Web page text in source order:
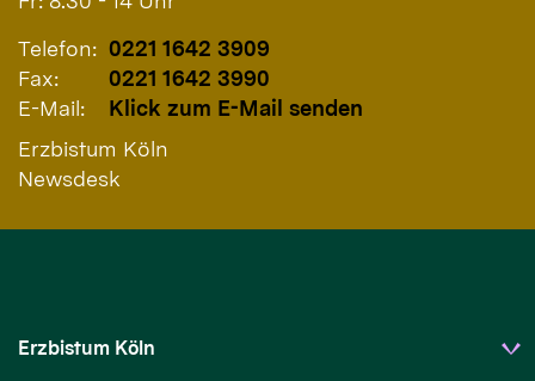
Telefon: 0221 1642 3909
Fax:
0221 1642 3990
E-Mail:
Klick zum E-Mail senden
Erzbistum Köln
Newsdesk
Erzbistum Köln